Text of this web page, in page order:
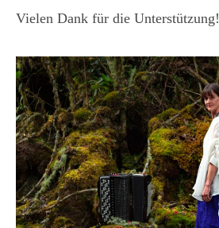
Vielen Dank für die Unterstützung!